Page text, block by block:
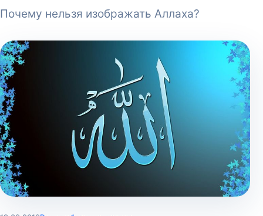
Почему нельзя изображать Аллаха?